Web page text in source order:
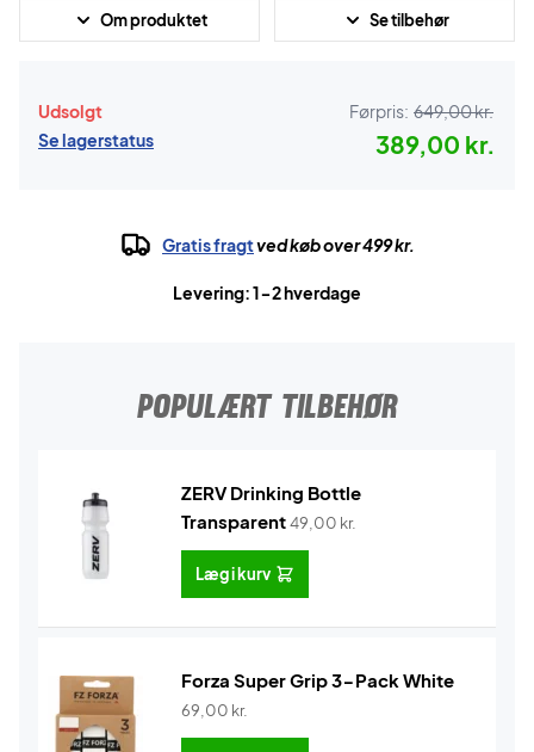
Om produktet Se tilbehør
Udsolgt
Se lagerstatus
Førpris: 649,00 kr.
389,00 kr.
Gratis fragtved køb over 499 kr.
Levering: 1-2 hverdage
POPULÆRT TILBEHØR
ZERV Drinking Bottle
Transparent49,00 kr.
Læg i kurv
Forza Super Grip 3-Pack White
69,00 kr.